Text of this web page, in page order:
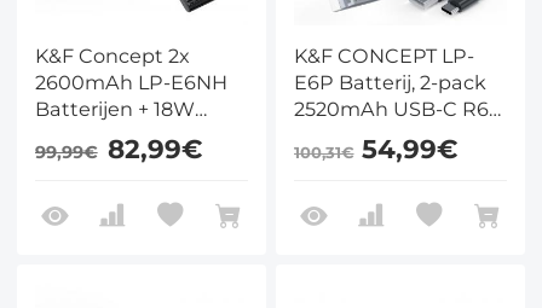
K&F Concept 2x
2600mAh LP-E6NH
Batterijen + 18W
Lader – Compatibel
met Canon EOS R7,
99,99€ 82,99€
K&F CONCEPT LP-
E6P Batterij, 2-pack
2520mAh USB-C R6
Mark III Batterij
Compatibel met
II, C50 R6V R6 R7 5D
100,31€54,99€